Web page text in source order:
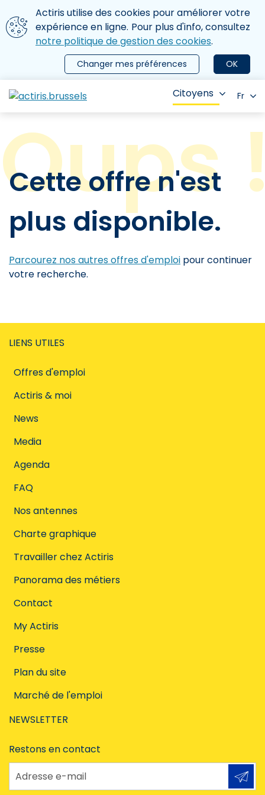
Aller au contenu principal
Nous utilisons des cookies
Actiris utilise des cookies pour améliorer votre
expérience en ligne. Pour plus d'info, consultez
notre politique de gestion des cookies.
OK
Changer mes préférences
le menu
Citoyens Fr
Cette offre n'est
plus disponible.
Parcourez nos autres offres d'emploi pour continuer
votre recherche.
LIENS UTILES
Offres d'emploi
Actiris & moi
News
Media
Agenda
FAQ
Nos antennes
Charte graphique
Travailler chez Actiris
Panorama des métiers
Contact
My Actiris
Presse
Plan du site
Marché de l'emploi
NEWSLETTER
Restons en contact
Adresse e-mail